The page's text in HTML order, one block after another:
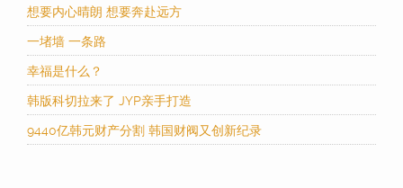
想要内心晴朗 想要奔赴远方
一堵墙 一条路
幸福是什么？
韩版科切拉来了 JYP亲手打造
9440亿韩元财产分割 韩国财阀又创新纪录